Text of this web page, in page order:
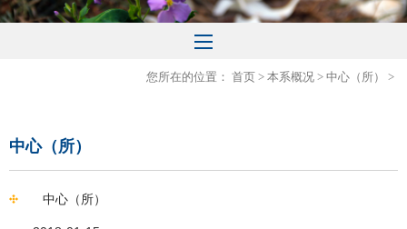
您所在的位置： 首页 > 本系概况 > 中心（所） >
中心（所）
中心（所）